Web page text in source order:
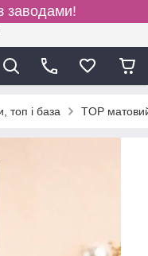
заводами!
топ і база TOP